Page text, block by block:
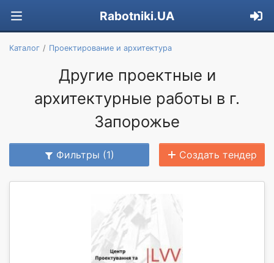
Rabotniki.UA
Каталог Проектирование и архитектура
Другие проектные и
архитектурные работы в г.
Запорожье
Фильтры (1) Создать тендер